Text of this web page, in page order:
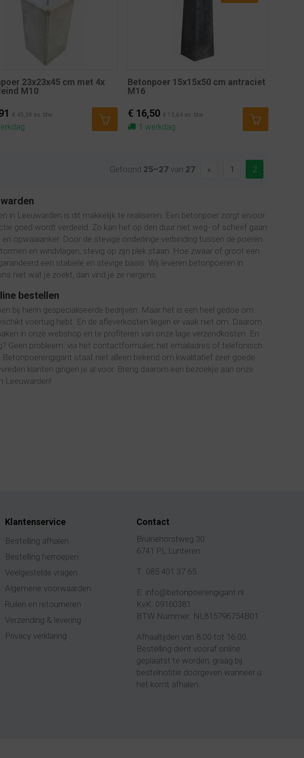
23x23x45 cm met 4x
M10
€ 45,38 ex. btw
Betonpoer 15x15x50 cm antraciet
M16
€ 16,50 € 13,64 ex. btw
1 werkdag
Getoond 25–27 van 27 « 1 2
in Leeuwarden is dit makkelijk te realiseren. Een betonpoer zorgt ervoor
goed wordt verdeeld. Zo kan het op den duur niet weg- of scheef gaan
opwaaianker. Door de stevige onderlinge verbinding tussen de poeren
en windvlagen, stevig op zijn plek staan. Hoe zwaar of groot een
een stabiele en stevige basis. Wij leveren betonpoeren in
niet wat je zoekt, dan vind je ze nergens.
bestellen
bij hierin gespecialiseerde bedrijven. Maar het is een heel gedoe om
voertuig hebt. En de afleverkosten liegen er vaak niet om. Daarom
in onze webshop en te profiteren van onze lage verzendkosten. En
Geen probleem: via het contactformulier, het emailadres of telefonisch
staat niet alleen bekend om kwalitatief zeer goede
klanten gingen je al voor. Breng daarom een bezoekje aan onze
Leeuwarden!
Klantenservice
Bestelling afhalen
Bestelling herroepen
Veelgestelde vragen
Algemene voorwaarden
Ruilen en retourneren
Verzending & levering
Privacy verklaring
Contact
Bruinehorstweg 30
6741 PL Lunteren
T: 085 401 37 65
E: info@betonpoerengigant.nl
KvK: 09160381
BTW Nummer: NL815796754B01
Afhaaltijden van 8:00 tot 16:00.
Bestelling dient vooraf online
geplaatst te worden, graag bij
bestelnotitie doorgeven wanneer u
het komt afhalen